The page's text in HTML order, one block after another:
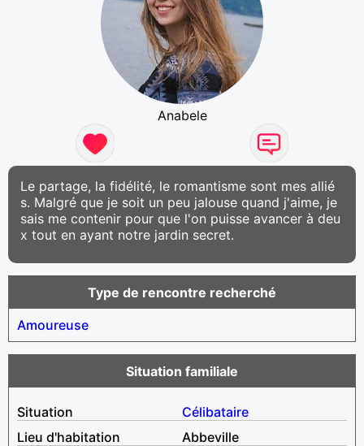
Anabele
Le partage, la fidélité, le romantisme sont mes allié
s. Malgré que je soit un peu jalouse quand j'aime, je
sais me contenir pour que l'on puisse avancer à deu
x tout en ayant notre jardin secret.
Type de rencontre recherché
Amoureuse
Situation familiale
Situation
Célibataire
Lieu d'habitation
Abbeville